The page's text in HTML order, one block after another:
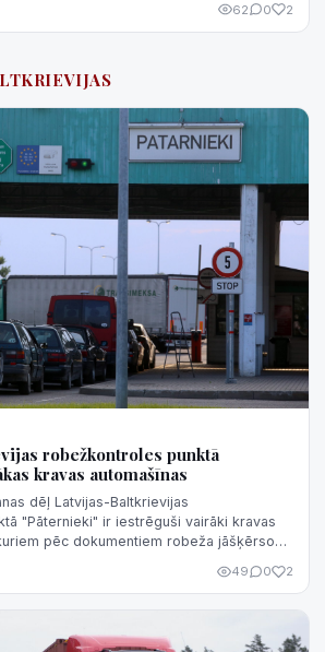
62 0 2
robežkontroles punktā
kravas automašīnas
dēļ Latvijas-Baltkrievijas
"Pāternieki" ir iestrēguši vairāki kravas
pēc dokumentiem robeža jāšķērso
49 0 2